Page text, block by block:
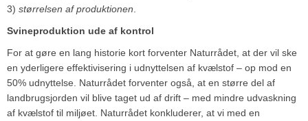
3) størrelsen af produktionen
Svineproduktion ude af kontrol
For at gøre en lang historie kort forventer Naturrådet, at der vil ske
en yderligere effektivisering i udnyttelsen af kvælstof – op mod en
50% udnyttelse. Naturrådet forventer også, at en større del af
landbrugsjorden vil blive taget ud af drift – med mindre udvaskning
af kvælstof til miljøet. Naturrådet konkluderer, at vi med en